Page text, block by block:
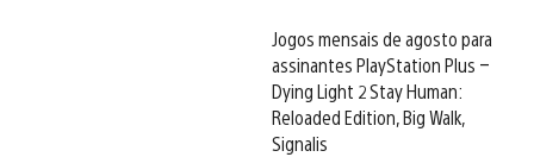
Jogos mensais de agosto para
assinantes PlayStation Plus –
Dying Light 2 Stay Human:
Reloaded Edition, Big Walk,
Signalis